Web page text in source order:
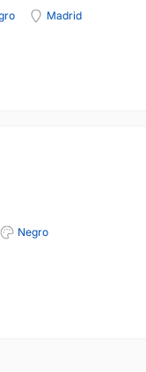
Madrid
Negro